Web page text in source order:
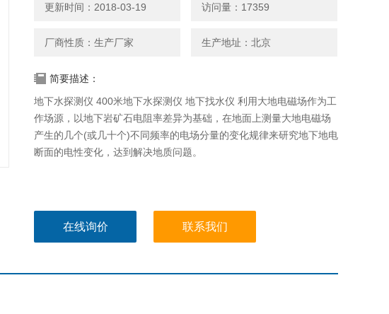
更新时间：2018-03-19 访问量：17359
厂商性质：生产厂家 生产地址：北京
简要描述：
地下水探测仪 400米地下水探测仪 地下找水仪 利用大地电磁场作为工
作场源，以地下岩矿石电阻率差异为基础，在地面上测量大地电磁场
产生的几个(或几十个)不同频率的电场分量的变化规律来研究地下地电
断面的电性变化，达到解决地质问题。
在线询价 联系我们